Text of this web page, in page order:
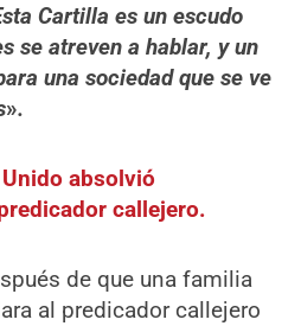
Cartilla es un escudo
se atreven a hablar, y un
una sociedad que se ve
».
absolvió
callejero.
de que una familia
al predicador callejero